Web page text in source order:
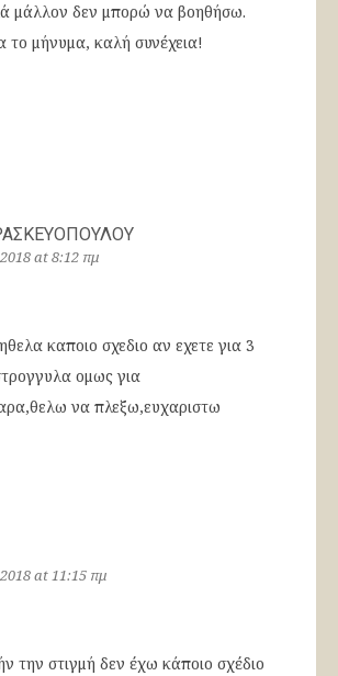
μάλλον δεν μπορώ να βοηθήσω.
το μήνυμα, καλή συνέχεια!
at 8:12 πμ
καποιο σχεδιο αν εχετε για 3
ομως για
να πλεξω,ευχαριστω
at 11:15 πμ
την στιγμή δεν έχω κάποιο σχέδιο